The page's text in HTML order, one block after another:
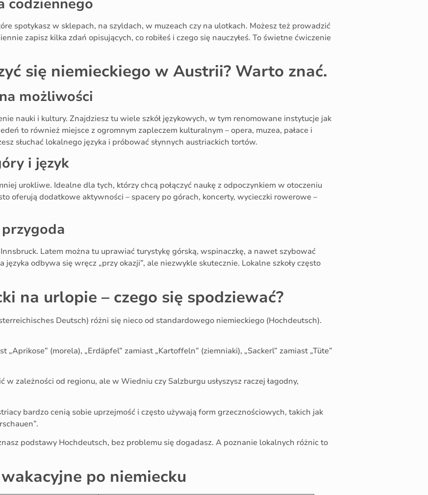
codziennego
spotykasz w sklepach, na szyldach, w muzeach czy na ulotkach. Możesz też prowadzić
zapisz kilka zdań opisujących, co robiłeś i czego się nauczyłeś. To świetne ćwiczenie
się niemieckiego w Austrii? Warto znać.
możliwości
nauki i kultury. Znajdziesz tu wiele szkół językowych, w tym renomowane instytucje jak
to również miejsce z ogromnym zapleczem kulturalnym – opera, muzea, pałace i
słuchać lokalnego języka i próbować słynnych austriackich tortów.
i język
urokliwe. Idealne dla tych, którzy chcą połączyć naukę z odpoczynkiem w otoczeniu
oferują dodatkowe aktywności – spacery po górach, koncerty, wycieczki rowerowe –
Latem można tu uprawiać turystykę górską, wspinaczkę, a nawet szybować
odbywa się wręcz „przy okazji”, ale niezwykle skutecznie. Lokalne szkoły często
na urlopie – czego się spodziewać?
Deutsch) różni się nieco od standardowego niemieckiego (Hochdeutsch).
„Aprikose” (morela), „Erdäpfel” zamiast „Kartoffeln” (ziemniaki), „Sackerl” zamiast „Tüte”
w zależności od regionu, ale w Wiedniu czy Salzburgu usłyszysz raczej łagodny,
bardzo cenią sobie uprzejmość i często używają form grzecznościowych, takich jak
podstawy Hochdeutsch, bez problemu się dogadasz. A poznanie lokalnych różnic to
po niemiecku